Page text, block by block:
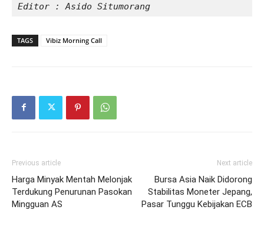
Editor : Asido Situmorang
TAGS Vibiz Morning Call
Previous article
Harga Minyak Mentah Melonjak
Terdukung Penurunan Pasokan
Mingguan AS
Next article
Bursa Asia Naik Didorong
Stabilitas Moneter Jepang,
Pasar Tunggu Kebijakan ECB